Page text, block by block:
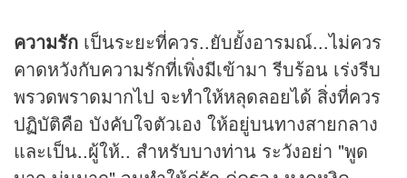
ความรัก เป็นระยะที่ควร..ยับยั้งอารมณ์...ไม่ควร
คาดหวังกับความรักที่เพิ่งมีเข้ามา รีบร้อน เร่งรีบ
พรวดพราดมากไป จะทำให้หลุดลอยได้ สิ่งที่ควร
ปฏิบัติคือ บังคับใจตัวเอง ให้อยู่บนทางสายกลาง
และเป็น..ผู้ให้.. สำหรับบางท่าน ระวังอย่า "พูด